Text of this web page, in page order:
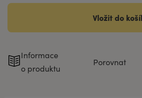
Vložit do
Informace
o produktu
Porovnat